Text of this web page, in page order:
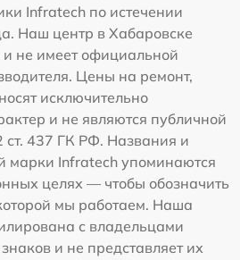
Infratech по истечении
Наш центр в Хабаровске
и не имеет официальной
Цены на ремонт,
исключительно
и не являются публичной
ст. 437 ГК РФ. Названия и
марки Infratech упоминаются
целях — чтобы обозначить
мы работаем. Наша
с владельцами
и не представляет их